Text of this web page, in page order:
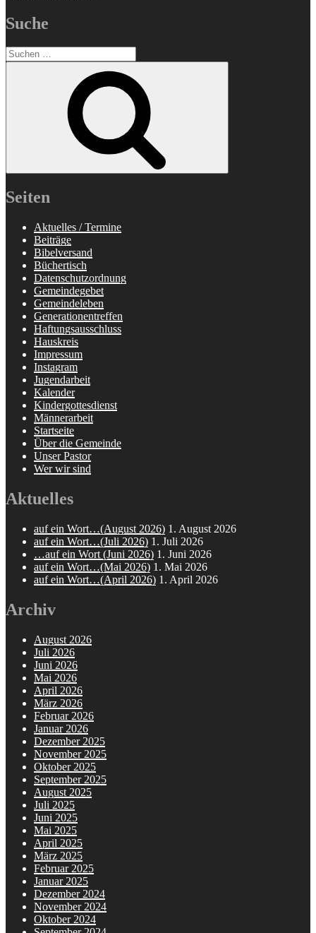
Suche
Suchen
nach:
Seiten
Aktuelles / Termine
Beiträge
Bibelversand
Büchertisch
Datenschutzordnung
Gemeindegebet
Gemeindeleben
Generationentreffen
Haftungsausschluss
Hauskreis
Impressum
Instagram
Jugendarbeit
Kalender
Kindergottesdienst
Männerarbeit
Startseite
Über die Gemeinde
Unser Pastor
Wer wir sind
Aktuelles
auf ein Wort…(August 2026) 1. August 2026
auf ein Wort…(Juli 2026) 1. Juli 2026
…auf ein Wort (Juni 2026) 1. Juni 2026
auf ein Wort…(Mai 2026) 1. Mai 2026
auf ein Wort…(April 2026) 1. April 2026
Archiv
August 2026
Juli 2026
Juni 2026
Mai 2026
April 2026
März 2026
Februar 2026
Januar 2026
Dezember 2025
November 2025
Oktober 2025
September 2025
August 2025
Juli 2025
Juni 2025
Mai 2025
April 2025
März 2025
Februar 2025
Januar 2025
Dezember 2024
November 2024
Oktober 2024